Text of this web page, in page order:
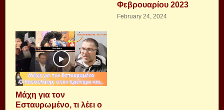
Φεβρουαρίου 2023
February 24, 2024
Μάχη για τον
Εσταυρωμένο, τι λέει ο